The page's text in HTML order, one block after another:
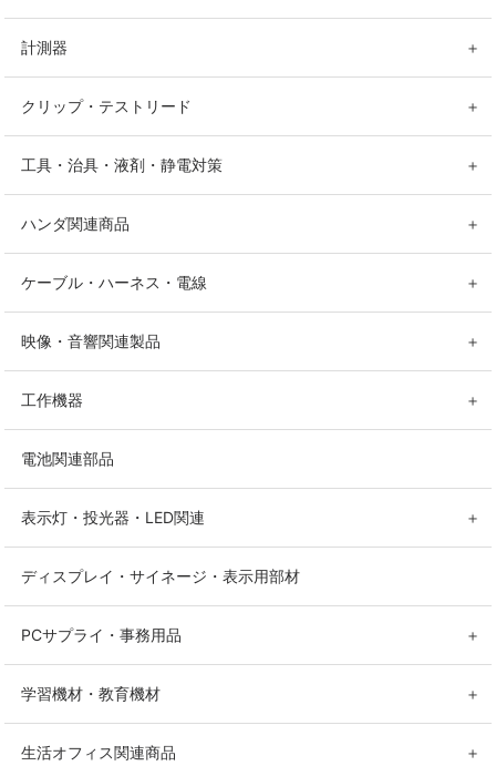
計測器 ＋
クリップ・テストリード ＋
工具・治具・液剤・静電対策 ＋
ハンダ関連商品 ＋
ケーブル・ハーネス・電線 ＋
映像・音響関連製品 ＋
工作機器 ＋
電池関連部品
表示灯・投光器・LED関連 ＋
ディスプレイ・サイネージ・表示用部材
PCサプライ・事務用品 ＋
学習機材・教育機材 ＋
生活オフィス関連商品 ＋